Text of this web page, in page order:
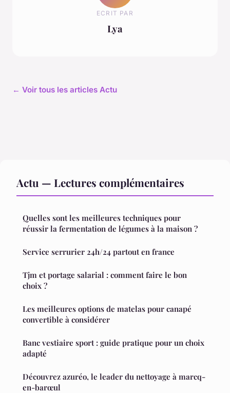
ECRIT PAR
Lya
← Voir tous les articles Actu
Actu — Lectures complémentaires
Quelles sont les meilleures techniques pour
réussir la fermentation de légumes à la maison ?
Service serrurier 24h/24 partout en france
Tjm et portage salarial : comment faire le bon
choix ?
Les meilleures options de matelas pour canapé
convertible à considérer
Banc vestiaire sport : guide pratique pour un choix
adapté
Découvrez azuréo, le leader du nettoyage à marcq-
en-barœul